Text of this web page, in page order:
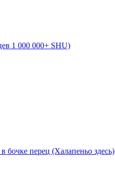
1 000 000+ SHU)
перец (Халапеньо здесь)